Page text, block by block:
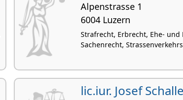
Alpenstrasse 1
6004 Luzern
Strafrecht, Erbrecht, Ehe- und
Sachenrecht,
lic.iur. Josef